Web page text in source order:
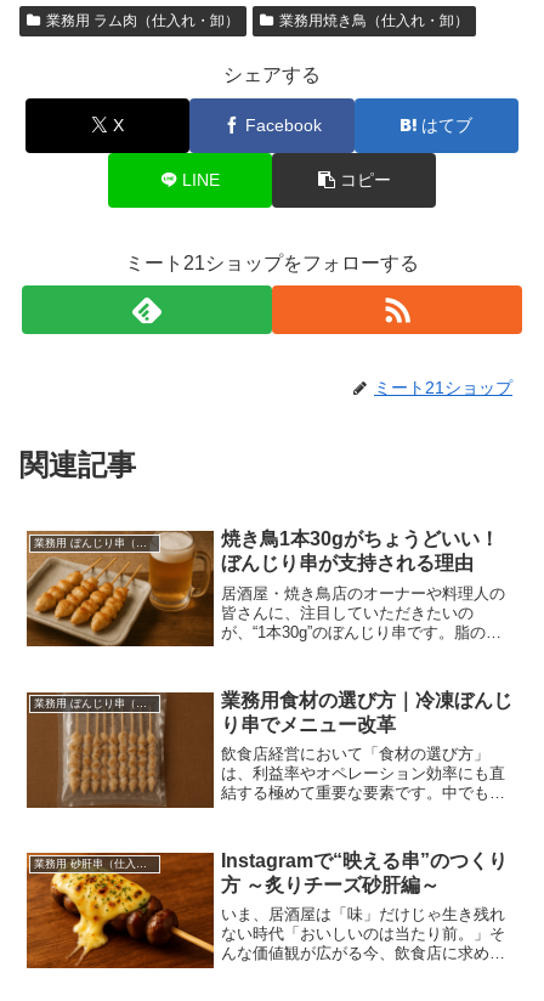
業務用 ラム肉（仕入れ・卸） 業務用焼き鳥（仕入れ・卸）
シェアする
X Facebook はてブ
LINE コピー
ミート21ショップをフォローする
ミート21ショップ
関連記事
焼き鳥1本30gがちょうどいい！
ぼんじり串が支持される理由
居酒屋・焼き鳥店のオーナーや料理人の
皆さんに、注目していただきたいの
が、“1本30g”のぼんじり串です。脂の旨
にちょうどいいサイズ設計が加わること
で、人気商品になり得るのです。
業務用食材の選び方｜冷凍ぼんじ
り串でメニュー改革
飲食店経営において「食材の選び方」
は、利益率やオペレーション効率にも直
結する極めて重要な要素です。中でも近
焼き鳥メニューの中でも異彩を放つ存在
として人気が急上昇しています。
業務用 砂肝串（仕入れ・卸）
Instagramで“映える串”のつくり
方 ～炙りチーズ砂肝編～
いま、居酒屋は「味」だけじゃ生き残れ
ない時代「おいしいのは当たり前。」そ
んな価値観が広がる今、飲食店に求めら